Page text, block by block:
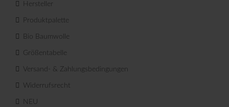
Hersteller
Produktpalette
Bio Baumwolle
Größentabelle
Versand- & Zahlungsbedingungen
Widerrufsrecht
NEU